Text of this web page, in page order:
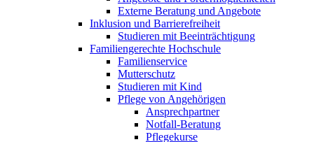
Externe Beratung und Angebote
Inklusion und Barrierefreiheit
Studieren mit Beeinträchtigung
Familiengerechte Hochschule
Familienservice
Mutterschutz
Studieren mit Kind
Pflege von Angehörigen
Ansprechpartner
Notfall-Beratung
Pflegekurse